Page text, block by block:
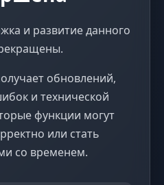
и развитие данного
обновлений,
и технической
функции могут
или стать
со временем.